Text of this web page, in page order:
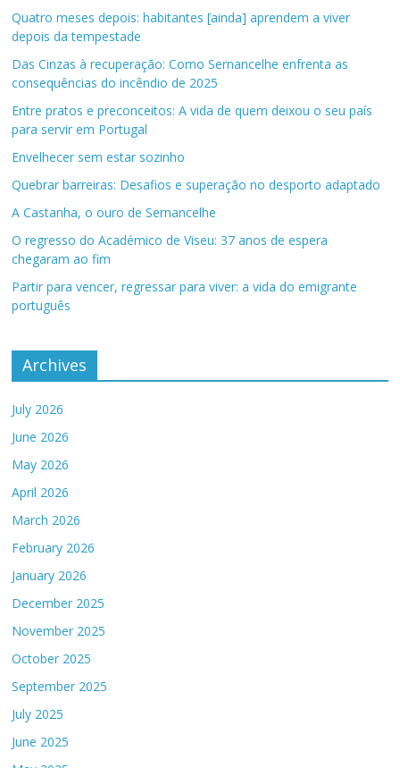
Quatro meses depois: habitantes [ainda] aprendem a viver
depois da tempestade
Das Cinzas à recuperação: Como Sernancelhe enfrenta as
consequências do incêndio de 2025
Entre pratos e preconceitos: A vida de quem deixou o seu país
para servir em Portugal
Envelhecer sem estar sozinho
Quebrar barreiras: Desafios e superação no desporto adaptado
A Castanha, o ouro de Sernancelhe
O regresso do Académico de Viseu: 37 anos de espera
chegaram ao fim
Partir para vencer, regressar para viver: a vida do emigrante
português
Archives
July 2026
June 2026
May 2026
April 2026
March 2026
February 2026
January 2026
December 2025
November 2025
October 2025
September 2025
July 2025
June 2025